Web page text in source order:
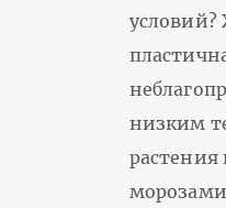
низким